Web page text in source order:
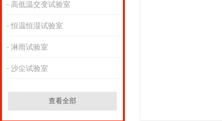
高低温交变试验室
恒温恒湿试验室
淋雨试验室
沙尘试验室
查看全部